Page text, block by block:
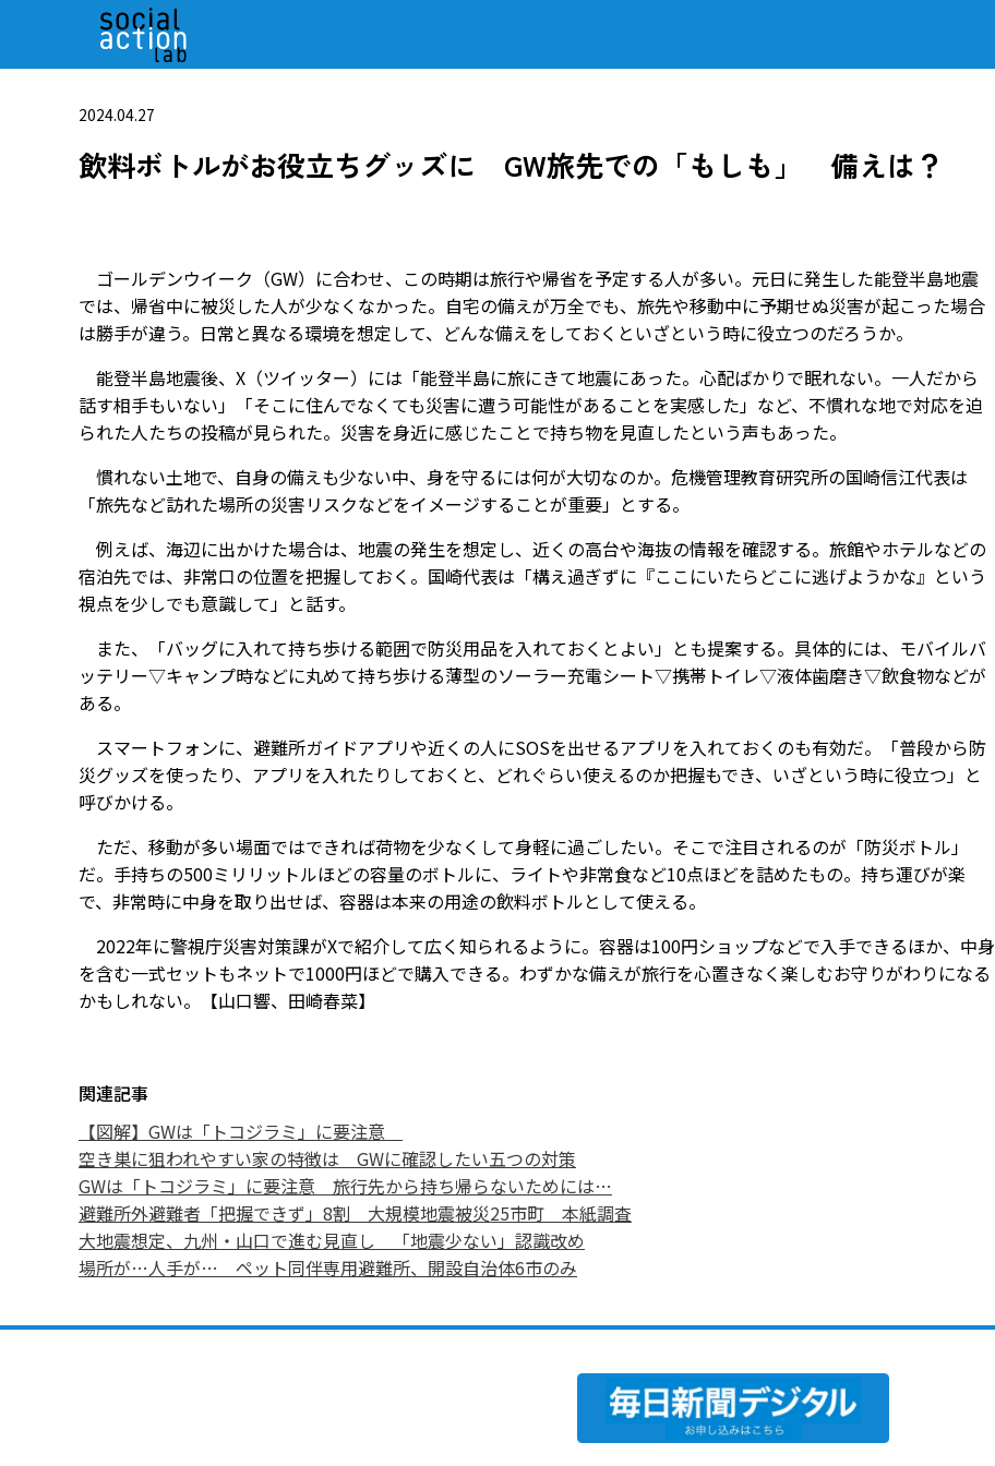
2024.04.27
飲料ボトルがお役立ちグッズに GW旅先での「もしも」 備えは？
ゴールデンウイーク（GW）に合わせ、この時期は旅行や帰省を予定する人が多い。元日に発生した能登半島地震
では、帰省中に被災した人が少なくなかった。自宅の備えが万全でも、旅先や移動中に予期せぬ災害が起こった場合
は勝手が違う。日常と異なる環境を想定して、どんな備えをしておくといざという時に役立つのだろうか。
能登半島地震後、X（ツイッター）には「能登半島に旅にきて地震にあった。心配ばかりで眠れない。一人だから
話す相手もいない」「そこに住んでなくても災害に遭う可能性があることを実感した」など、不慣れな地で対応を迫
られた人たちの投稿が見られた。災害を身近に感じたことで持ち物を見直したという声もあった。
慣れない土地で、自身の備えも少ない中、身を守るには何が大切なのか。危機管理教育研究所の国崎信江代表は
「旅先など訪れた場所の災害リスクなどをイメージすることが重要」とする。
例えば、海辺に出かけた場合は、地震の発生を想定し、近くの高台や海抜の情報を確認する。旅館やホテルなどの
宿泊先では、非常口の位置を把握しておく。国崎代表は「構え過ぎずに『ここにいたらどこに逃げようかな』という
視点を少しでも意識して」と話す。
また、「バッグに入れて持ち歩ける範囲で防災用品を入れておくとよい」とも提案する。具体的には、モバイルバ
ッテリー▽キャンプ時などに丸めて持ち歩ける薄型のソーラー充電シート▽携帯トイレ▽液体歯磨き▽飲食物――などが
ある。
スマートフォンに、避難所ガイドアプリや近くの人にSOSを出せるアプリを入れておくのも有効だ。「普段から防
災グッズを使ったり、アプリを入れたりしておくと、どれぐらい使えるのか把握もでき、いざという時に役立つ」と
呼びかける。
ただ、移動が多い場面ではできれば荷物を少なくして身軽に過ごしたい。そこで注目されるのが「防災ボトル」
だ。手持ちの500ミリリットルほどの容量のボトルに、ライトや非常食など10点ほどを詰めたもの。持ち運びが楽
で、非常時に中身を取り出せば、容器は本来の用途の飲料ボトルとして使える。
2022年に警視庁災害対策課がXで紹介して広く知られるように。容器は100円ショップなどで入手できるほか、中身
を含む一式セットもネットで1000円ほどで購入できる。わずかな備えが旅行を心置きなく楽しむお守りがわりになる
かもしれない。【山口響、田崎春菜】
関連記事
【図解】GWは「トコジラミ」に要注意
空き巣に狙われやすい家の特徴は GWに確認したい五つの対策
GWは「トコジラミ」に要注意 旅行先から持ち帰らないためには…
避難所外避難者「把握できず」8割 大規模地震被災25市町 本紙調査
大地震想定、九州・山口で進む見直し 「地震少ない」認識改め
場所が…人手が… ペット同伴専用避難所、開設自治体6市のみ